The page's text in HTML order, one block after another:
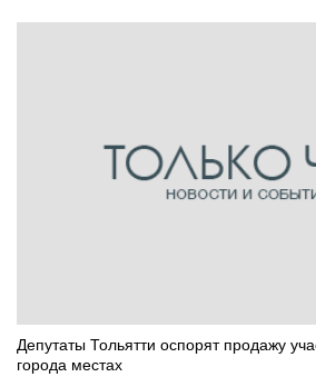
Депутаты Тольятти оспорят продажу
города местах